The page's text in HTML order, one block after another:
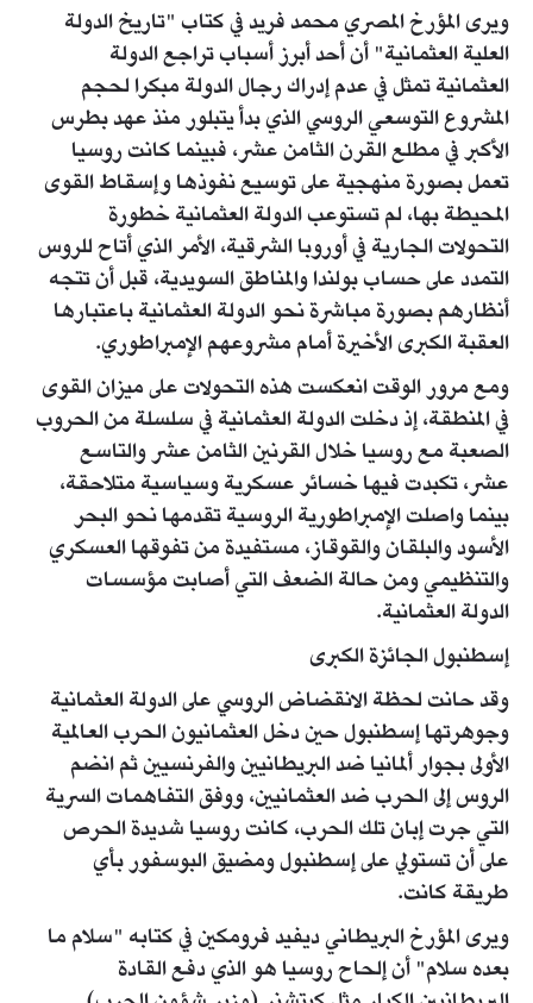
ويرى المؤرخ المصري محمد فريد في كتاب "تاريخ الدولة
العلية العثمانية" أن أحد أبرز أسباب تراجع الدولة
العثمانية تمثل في عدم إدراك رجال الدولة مبكرا لحجم
المشروع التوسعي الروسي الذي بدأ يتبلور منذ عهد بطرس
الأكبر في مطلع القرن الثامن عشر، فبينما كانت روسيا
تعمل بصورة منهجية على توسيع نفوذها وإسقاط القوى
المحيطة بها، لم تستوعب الدولة العثمانية خطورة
التحولات الجارية في أوروبا الشرقية، الأمر الذي أتاح للروس
التمدد على حساب بولندا والمناطق السويدية، قبل أن تتجه
أنظارهم بصورة مباشرة نحو الدولة العثمانية باعتبارها
العقبة الكبرى الأخيرة أمام مشروعهم الإمبراطوري.
ومع مرور الوقت انعكست هذه التحولات على ميزان القوى
في المنطقة، إذ دخلت الدولة العثمانية في سلسلة من الحروب
الصعبة مع روسيا خلال القرنين الثامن عشر والتاسع
عشر، تكبدت فيها خسائر عسكرية وسياسية متلاحقة،
بينما واصلت الإمبراطورية الروسية تقدمها نحو البحر
الأسود والبلقان والقوقاز، مستفيدة من تفوقها العسكري
والتنظيمي ومن حالة الضعف التي أصابت مؤسسات
الدولة العثمانية.
إسطنبول الجائزة الكبرى
وقد حانت لحظة الانقضاض الروسي على الدولة العثمانية
وجوهرتها إسطنبول حين دخل العثمانيون الحرب العالمية
الأولى بجوار ألمانيا ضد البريطانيين والفرنسيين ثم انضم
الروس إلى الحرب ضد العثمانيين، ووفق التفاهمات السرية
التي جرت إبان تلك الحرب، كانت روسيا شديدة الحرص
على أن تستولي على إسطنبول ومضيق البوسفور بأي
طريقة كانت.
ويرى المؤرخ البريطاني ديفيد فرومكين في كتابه "سلام ما
بعده سلام" أن إلحاح روسيا هو الذي دفع القادة